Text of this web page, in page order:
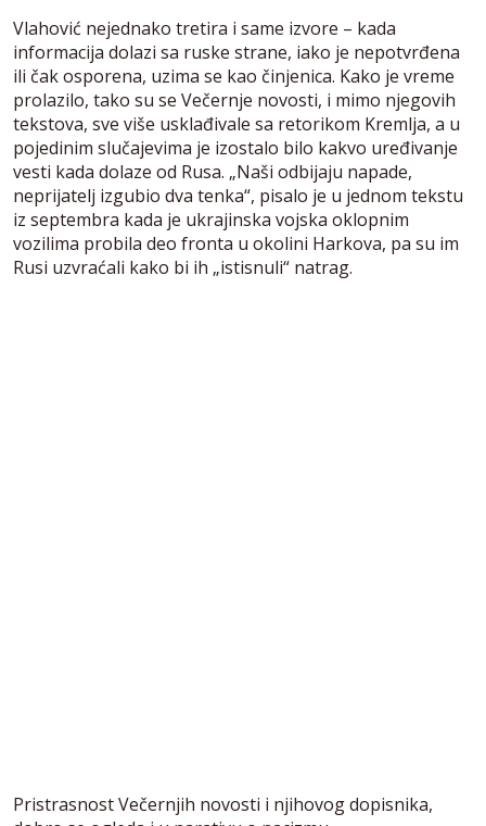
Vlahović nejednako tretira i same izvore – kada
informacija dolazi sa ruske strane, iako je nepotvrđena
ili čak osporena, uzima se kao činjenica. Kako je vreme
prolazilo, tako su se Večernje novosti, i mimo njegovih
tekstova, sve više usklađivale sa retorikom Kremlja, a u
pojedinim slučajevima je izostalo bilo kakvo uređivanje
vesti kada dolaze od Rusa. „Naši odbijaju napade,
neprijatelj izgubio dva tenka“, pisalo je u jednom tekstu
iz septembra kada je ukrajinska vojska oklopnim
vozilima probila deo fronta u okolini Harkova, pa su im
Rusi uzvraćali kako bi ih „istisnuli“ natrag.
Pristrasnost Večernjih novosti i njihovog dopisnika,